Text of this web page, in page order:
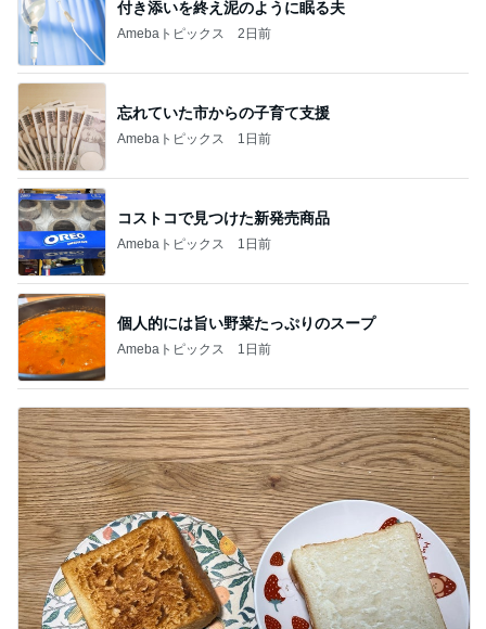
付き添いを終え泥のように眠る夫
Amebaトピックス 2日前
忘れていた市からの子育て支援
Amebaトピックス 1日前
コストコで見つけた新発売商品
Amebaトピックス 1日前
個人的には旨い野菜たっぷりのスープ
Amebaトピックス 1日前